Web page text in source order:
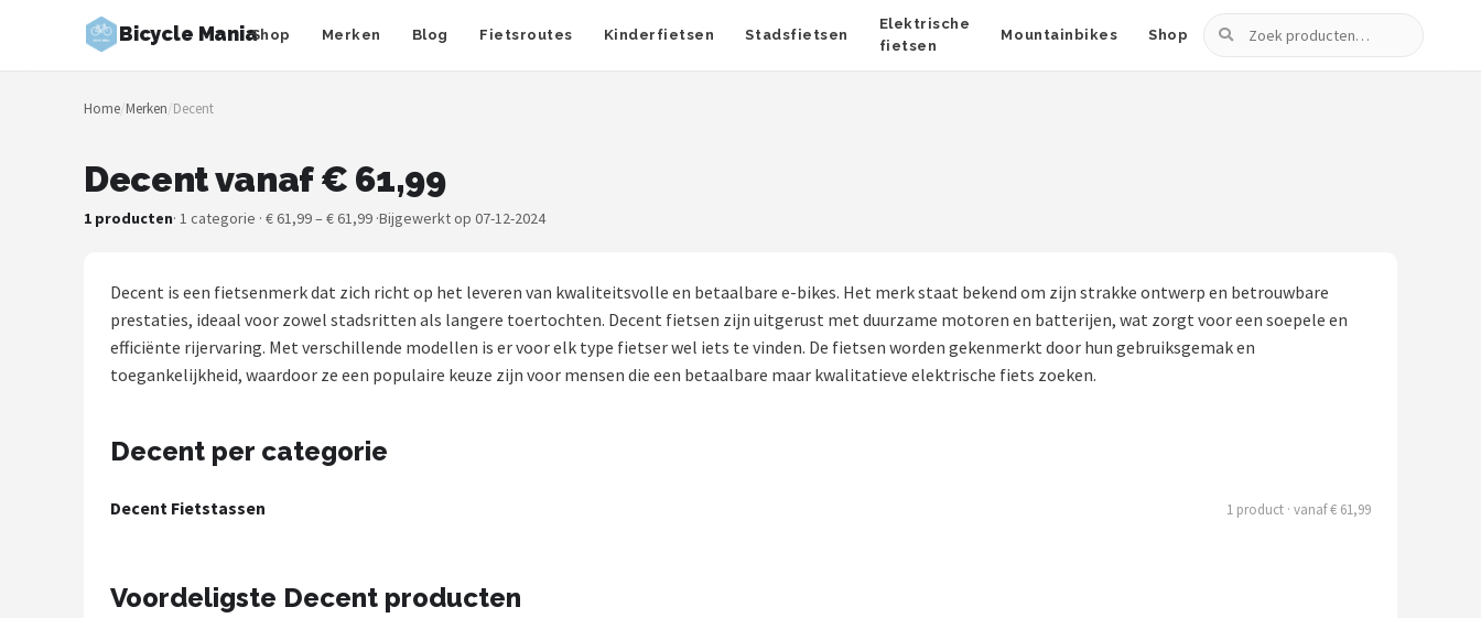
Bicycle ManiaShop Merken Blog Fietsroutes Kinderfietsen Stadsfietsen
Elektrische
fietsen
Mountainbikes Shop
Zoeken
Zoeken
NAVIGATIE
Merken
Fietsroutes
Kinderfietsen
Home/Merken/Decent
Decent vanaf € 61,99
1 producten· 1 categorie · € 61,99 – € 61,99 ·Bijgewerkt op 07-12-2024
Decent is een fietsenmerk dat zich richt op het leveren van kwaliteitsvolle en betaalbare e-bikes. Het merk staat bekend om zijn strakke ontwerp en betrouwbare
prestaties, ideaal voor zowel stadsritten als langere toertochten. Decent fietsen zijn uitgerust met duurzame motoren en batterijen, wat zorgt voor een soepele en
efficiënte rijervaring. Met verschillende modellen is er voor elk type fietser wel iets te vinden. De fietsen worden gekenmerkt door hun gebruiksgemak en
toegankelijkheid, waardoor ze een populaire keuze zijn voor mensen die een betaalbare maar kwalitatieve elektrische fiets zoeken.
Decent per categorie
Decent Fietstassen 1 product · vanaf € 61,99
Voordeligste Decent producten